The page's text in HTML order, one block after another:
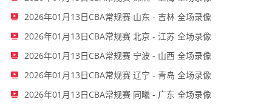
2026年01月13日CBA常规赛 山东 - 吉林 全场录像
2026年01月13日CBA常规赛 北京 - 江苏 全场录像
2026年01月13日CBA常规赛 宁波 - 山西 全场录像
2026年01月13日CBA常规赛 辽宁 - 青岛 全场录像
2026年01月13日CBA常规赛 同曦 - 广东 全场录像